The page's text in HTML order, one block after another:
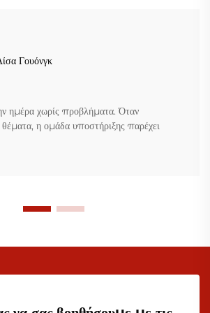
Γουόνγκ
ημέρα χωρίς προβλήματα. Όταν
η ομάδα υποστήριξης παρέχει